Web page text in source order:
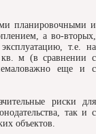
планировочными и
а во-вторых,
т.е. на
кв. м (в сравнении с
еще и с
риски для
так и с
объектов.